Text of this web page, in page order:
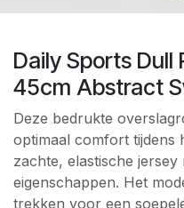
Daily Sports Dull
45cm Abstract
Deze bedrukte
optimaal comfort tijdens
zachte, elastische jersey
eigenschappen. Het
trekken voor een